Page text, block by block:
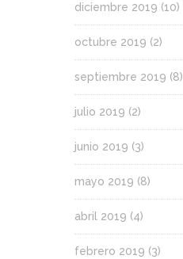
diciembre 2019 (10)
octubre 2019 (2)
septiembre 2019 (8)
julio 2019 (2)
junio 2019 (3)
mayo 2019 (8)
abril 2019 (4)
febrero 2019 (3)